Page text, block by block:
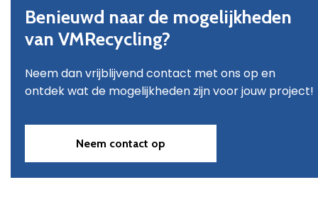
Benieuwd naar de mogelijkheden
van VMRecycling?
Neem dan vrijblijvend contact met ons op en
ontdek wat de mogelijkheden zijn voor jouw project!
Neem contact op